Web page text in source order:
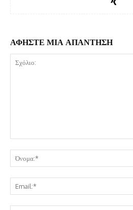
ΑΦΗΣΤΕ ΜΙΑ ΑΠΑΝΤΗΣΗ